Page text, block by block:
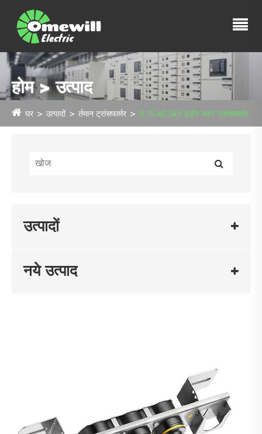
होम > उत्पाद
घर उत्पादों र्तमान ट्रांसफार्मर 0.72-40.5kV इंडोर करंट ट्रांसफार्मर
उत्पादों
नये उत्पाद